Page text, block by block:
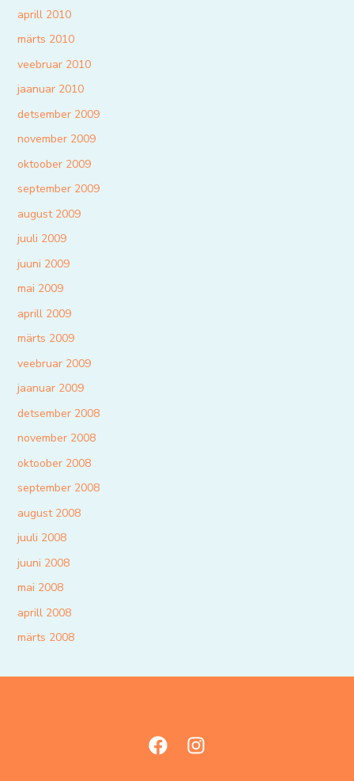
aprill 2010
märts 2010
veebruar 2010
jaanuar 2010
detsember 2009
november 2009
oktoober 2009
september 2009
august 2009
juuli 2009
juuni 2009
mai 2009
aprill 2009
märts 2009
veebruar 2009
jaanuar 2009
detsember 2008
november 2008
oktoober 2008
september 2008
august 2008
juuli 2008
juuni 2008
mai 2008
aprill 2008
märts 2008